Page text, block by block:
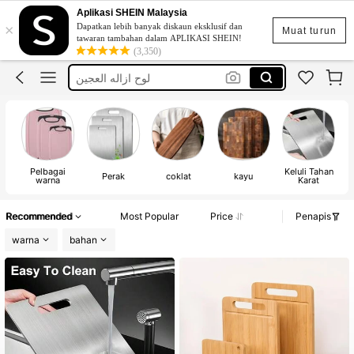
Muat turun
×
Aplikasi SHEIN Malaysia
Dapatkan lebih banyak diskaun eksklusif dan
tawaran tambahan dalam APLIKASI SHEIN!
(3,350)
لوح عجين
قطاعه قزاز
قطاعة قزاز
لوح ازاله العجين
لوح عجين
قطاعه قزاز
Pelbagai
warna Perak coklat kayu Keluli Tahan
Karat
Recommended Most Popular Price
Penapis
warna
bahan